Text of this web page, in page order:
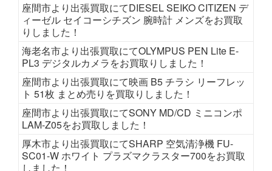
座間市より出張買取にてDIESEL SEIKO CITIZEN デ
ィーゼル セイコーシチズン 腕時計 メンズをお買取
りしました！
海老名市より出張買取にてOLYMPUS PEN Lite E-
PL3 デジタルカメラをお買取りしました！
座間市より出張買取にて映画 B5 チラシ リーフレッ
ト 51枚 まとめ売りを買取りしました！
座間市より出張買取にてSONY MD/CD ミニコンポ
LAM-Z05をお買取しました！
厚木市より出張買取にてSHARP 空気清浄機 FU-
SC01-W ホワイト プラズマクラスター700をお買取
しました！